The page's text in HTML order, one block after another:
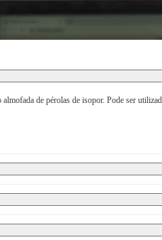
de pérolas de isopor. Pode ser